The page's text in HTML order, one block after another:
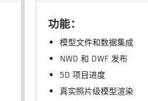
功能：
模型文件和数据集成
NWD 和 DWF 发布
5D 项目进度
真实照片级模型渲染